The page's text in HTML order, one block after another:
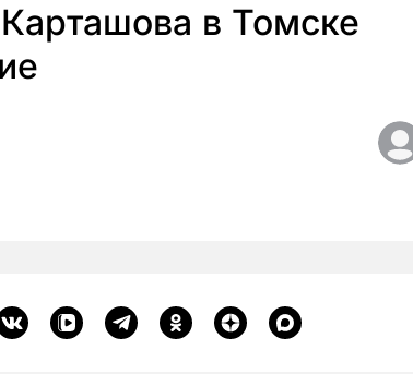
в Томске